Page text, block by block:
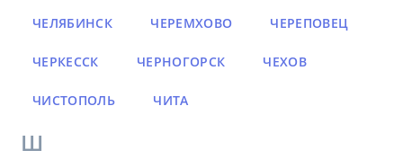
ЧЕЛЯБИНСК ЧЕРЕМХОВО ЧЕРЕПОВЕЦ
ЧЕРКЕССК ЧЕРНОГОРСК ЧЕХОВ
ЧИСТОПОЛЬ ЧИТА
Ш